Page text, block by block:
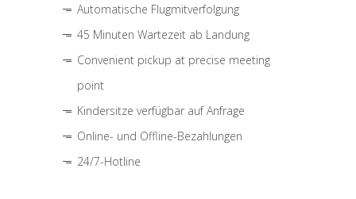
Automatische Flugmitverfolgung
45 Minuten Wartezeit ab Landung
Convenient pickup at precise meeting
point
Kindersitze verfügbar auf Anfrage
Online- und Offline-Bezahlungen
24/7-Hotline